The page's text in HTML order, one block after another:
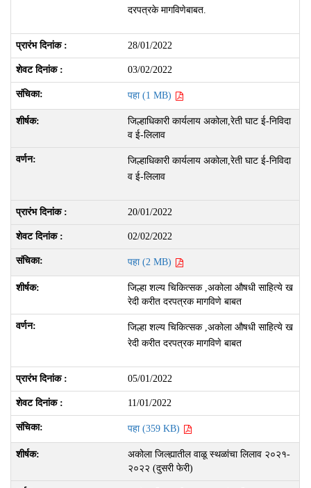
दरपत्रके मागविणेबाबत.
28/01/2022
03/02/2022
पहा (1 MB)
जिल्हाधिकारी कार्यलाय अकोला,रेती घाट ई-निविदा
व ई-लिलाव
जिल्हाधिकारी कार्यलाय अकोला,रेती घाट ई-निविदा
व ई-लिलाव
20/01/2022
02/02/2022
पहा (2 MB)
जिल्हा शल्य चिकित्सक ,अकोला औषधी साहित्ये ख
रेदी करीत दरपत्रक मागविणे बाबत
जिल्हा शल्य चिकित्सक ,अकोला औषधी साहित्ये ख
रेदी करीत दरपत्रक मागविणे बाबत
05/01/2022
11/01/2022
पहा (359 KB)
अकोला जिल्ह्यातील वाळू स्थळांचा लिलाव २०२१-
२०२२ (दुसरी फेरी)